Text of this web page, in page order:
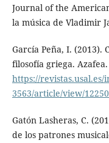
Journal of the
la música de Vladimir
García Peña, I. (2013).
filosofía griega.
https://revistas.usal.es/
3563/article/view/
Gatón Lasheras, C.
de los patrones